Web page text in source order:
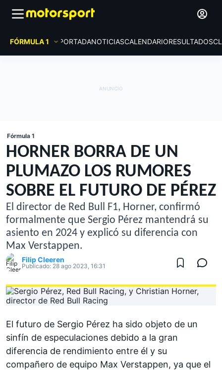
FÓRMULA 1 PORTADANOTICIASCALENDARIORESULTADOS
Fórmula 1
HORNER BORRA DE UN
PLUMAZO LOS RUMORES
SOBRE EL FUTURO DE PÉREZ
El director de Red Bull F1, Horner, confirmó
formalmente que Sergio Pérez mantendrá su
asiento en 2024 y explicó su diferencia con
Max Verstappen.
Filip Cleeren
Publicado: 28 ago 2023, 16:31
El futuro de Sergio Pérez ha sido objeto de un
sinfín de especulaciones debido a la gran
diferencia de rendimiento entre él y su
compañero de equipo Max Verstappen, ya que el